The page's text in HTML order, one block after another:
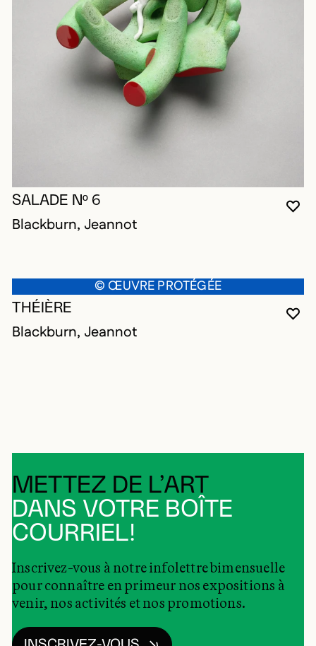
SALADE Nº 6
Blackburn, Jeannot
© ŒUVRE PROTÉGÉE
THÉIÈRE
Blackburn, Jeannot
METTEZ DE L’ART
DANS VOTRE BOÎTE
COURRIEL!
Inscrivez-vous à notre infolettre bimensuelle
pour connaître en primeur nos expositions à
venir, nos activités et nos promotions.